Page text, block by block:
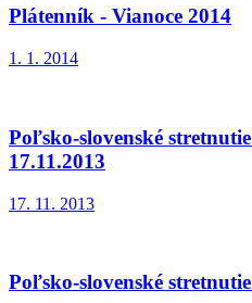
Plátenník - Vianoce 2014
1. 1. 2014
Poľsko-slovenské
17.11.2013
17. 11. 2013
Poľsko-slovenské